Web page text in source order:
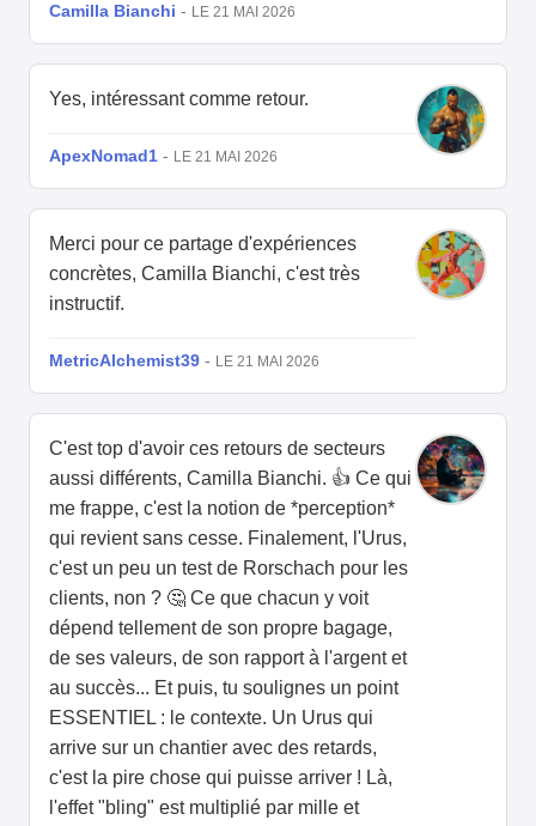
Camilla Bianchi - LE 21 MAI 2026
Yes, intéressant comme retour.
ApexNomad1 - LE 21 MAI 2026
Merci pour ce partage d'expériences
concrètes, Camilla Bianchi, c'est très
instructif.
MetricAlchemist39 - LE 21 MAI 2026
C'est top d'avoir ces retours de secteurs
aussi différents, Camilla Bianchi. 👍 Ce qui
me frappe, c'est la notion de *perception*
qui revient sans cesse. Finalement, l'Urus,
c'est un peu un test de Rorschach pour les
clients, non ? 🤔 Ce que chacun y voit
dépend tellement de son propre bagage,
de ses valeurs, de son rapport à l'argent et
au succès... Et puis, tu soulignes un point
ESSENTIEL : le contexte. Un Urus qui
arrive sur un chantier avec des retards,
c'est la pire chose qui puisse arriver ! Là,
l'effet "bling" est multiplié par mille et